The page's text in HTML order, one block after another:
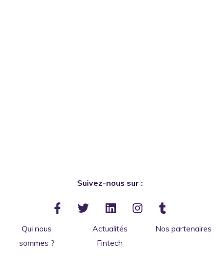
Suivez-nous sur :
Qui nous
sommes ?
Actualités
Fintech
Nos partenaires